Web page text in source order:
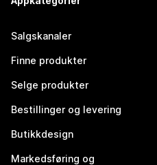
Salgskanaler
Finne produkter
Selge produkter
Bestillinger og levering
Butikkdesign
Markedsføring og